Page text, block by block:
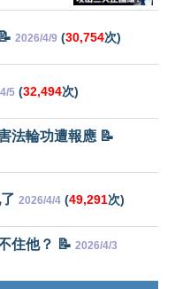
2026/4/9 (30,754次)
5 (32,494次)
法輪功遭報應 📝
2026/4/4 (49,291次)
住他？ 📝 2026/4/3